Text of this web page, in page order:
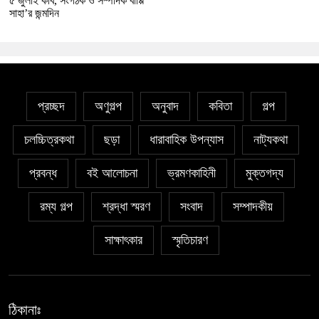
সাহা’র জন্মদিন
প্রচ্ছদ অণুগল্প অনুবাদ কবিতা গল্প
চলচ্চিত্রকথা ছড়া ধারাবাহিক উপন্যাস নাট্যকথা
প্রবন্ধ বই আলোচনা ভ্রমণকাহিনী মুক্তগদ্য
রম্য গল্প শ্রদ্ধা স্মরণ সংবাদ সম্পাদকীয়
সাক্ষাৎকার স্মৃতিচারণ
ঠিকানাঃ